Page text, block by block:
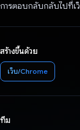
การตอบกลับกลับไปที่เ
สร้างขึ้นด้วย
เว็บ/Chrome
ทีม